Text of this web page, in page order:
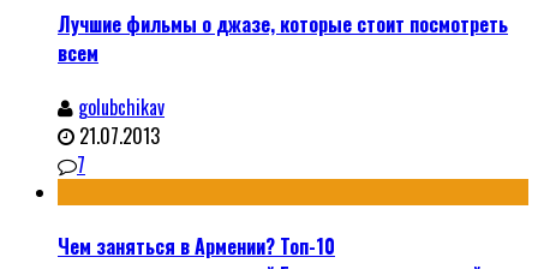
Лучшие фильмы о джазе, которые стоит посмотреть
всем
golubchikav
21.07.2013
7
Чем заняться в Армении? Топ-10